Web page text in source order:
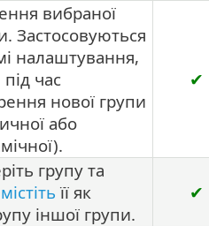
вибраної
Застосовуються
налаштування,
час
нової групи
або
✔
групу та
її як
іншої групи.
✔